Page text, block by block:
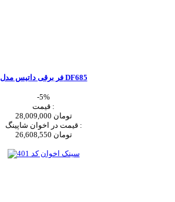
فر برقی داتیس مدل DF685
-5%
قیمت :
28,009,000 تومان
قیمت در اخوان شاپینگ :
26,608,550 تومان